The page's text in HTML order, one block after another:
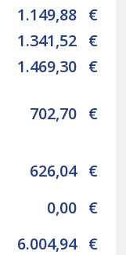
1.149,88 €
1.341,52 €
1.469,30 €
702,70 €
626,04 €
0,00 €
6.004,94 €